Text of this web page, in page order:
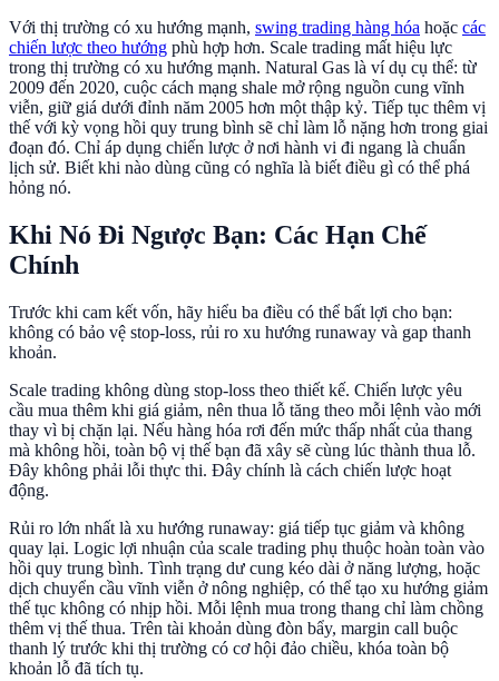
Với thị trường có xu hướng mạnh, swing trading hàng hóa hoặc các
chiến lược theo hướng phù hợp hơn. Scale trading mất hiệu lực
trong thị trường có xu hướng mạnh. Natural Gas là ví dụ cụ thể: từ
2009 đến 2020, cuộc cách mạng shale mở rộng nguồn cung vĩnh
viễn, giữ giá dưới đỉnh năm 2005 hơn một thập kỷ. Tiếp tục thêm vị
thế với kỳ vọng hồi quy trung bình sẽ chỉ làm lỗ nặng hơn trong giai
đoạn đó. Chỉ áp dụng chiến lược ở nơi hành vi đi ngang là chuẩn
lịch sử. Biết khi nào dùng cũng có nghĩa là biết điều gì có thể phá
hỏng nó.
Khi Nó Đi Ngược Bạn: Các Hạn Chế
Chính
Trước khi cam kết vốn, hãy hiểu ba điều có thể bất lợi cho bạn:
không có bảo vệ stop-loss, rủi ro xu hướng runaway và gap thanh
khoản.
Scale trading không dùng stop-loss theo thiết kế. Chiến lược yêu
cầu mua thêm khi giá giảm, nên thua lỗ tăng theo mỗi lệnh vào mới
thay vì bị chặn lại. Nếu hàng hóa rơi đến mức thấp nhất của thang
mà không hồi, toàn bộ vị thế bạn đã xây sẽ cùng lúc thành thua lỗ.
Đây không phải lỗi thực thi. Đây chính là cách chiến lược hoạt
động.
Rủi ro lớn nhất là xu hướng runaway: giá tiếp tục giảm và không
quay lại. Logic lợi nhuận của scale trading phụ thuộc hoàn toàn vào
hồi quy trung bình. Tình trạng dư cung kéo dài ở năng lượng, hoặc
dịch chuyển cầu vĩnh viễn ở nông nghiệp, có thể tạo xu hướng giảm
thế tục không có nhịp hồi. Mỗi lệnh mua trong thang chỉ làm chồng
thêm vị thế thua. Trên tài khoản dùng đòn bẩy, margin call buộc
thanh lý trước khi thị trường có cơ hội đảo chiều, khóa toàn bộ
khoản lỗ đã tích tụ.